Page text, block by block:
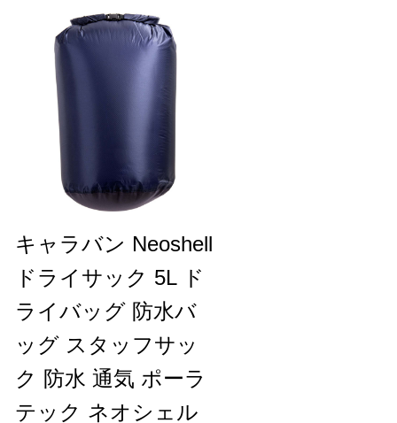
キャラバン Neoshell
ドライサック 5L ド
ライバッグ 防水バ
ッグ スタッフサッ
ク 防水 通気 ポーラ
テック ネオシェル